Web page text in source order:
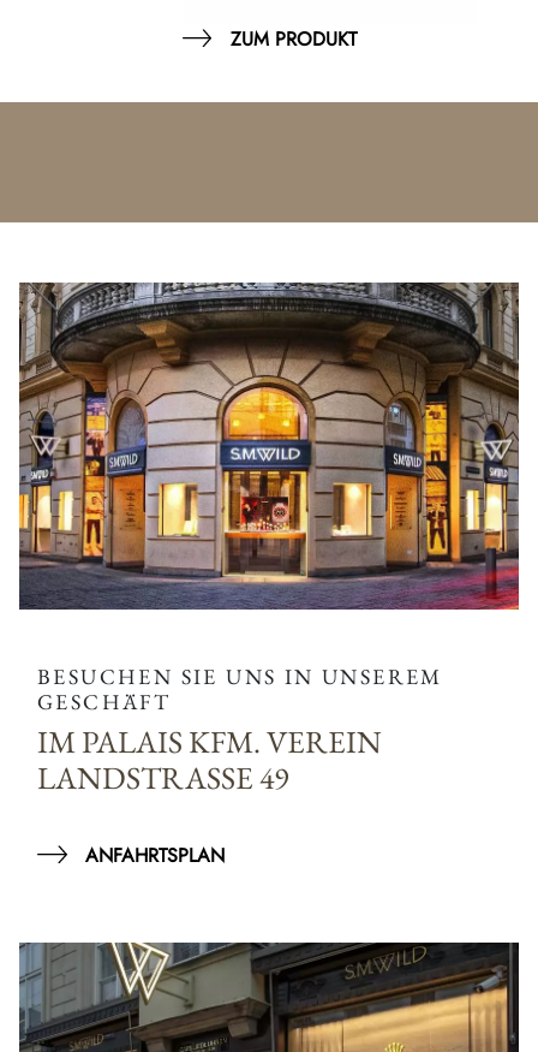
ZUM PRODUKT
BESUCHEN SIE UNS IN UNSEREM
GESCHÄFT
IM PALAIS KFM. VEREIN
LANDSTRASSE 49
ANFAHRTSPLAN